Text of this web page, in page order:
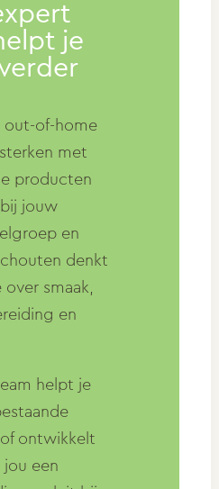
je
out-of-home
met
producten
jouw
en
denkt
smaak,
en
helpt je
ontwikkelt
jou een